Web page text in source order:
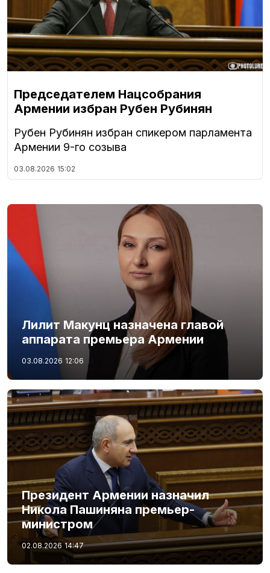
Председателем Нацсобрания
Армении избран Рубен Рубинян
Рубен Рубинян избран спикером парламента
Армении 9-го созыва
03.08.2026 15:02
Лилит Макунц назначена главой
аппарата премьера Армении
03.08.2026 12:06
Президент Армении назначил
Никола Пашиняна премьер-
министром
02.08.2026 14:47